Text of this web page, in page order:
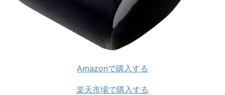
Amazonで購入する
楽天市場で購入する